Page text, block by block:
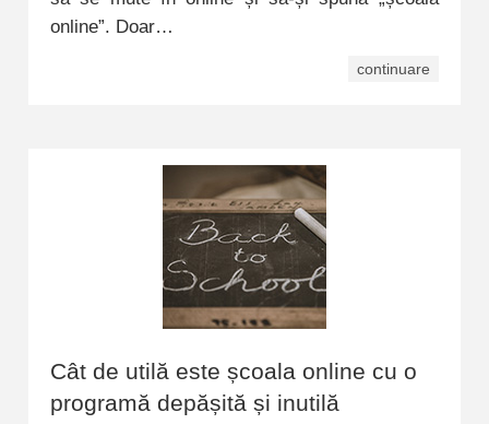
online”. Doar…
continuare
Cât de utilă este școala online cu o
programă depășită și inutilă